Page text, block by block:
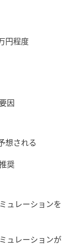
円程度
因
想される
奨
ュレーションを
ュレーションが